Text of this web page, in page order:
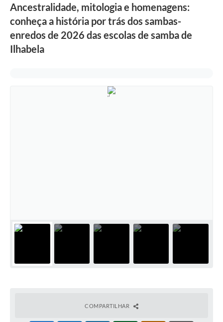
Ancestralidade, mitologia e homenagens:
conheça a história por trás dos sambas-
enredos de 2026 das escolas de samba de
Ilhabela
COMPARTILHAR